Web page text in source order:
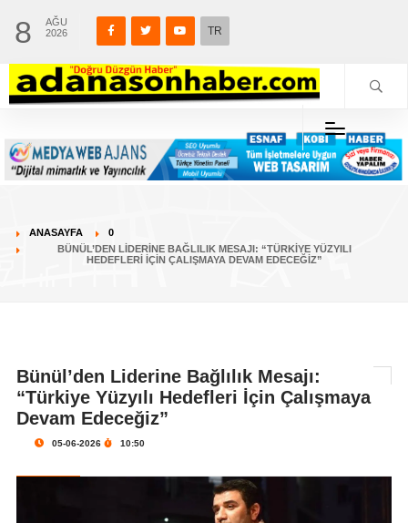
8
AĞU
2026
TR
ANASAYFA
0
BÜNÜL’DEN LIDERINE BAĞLILIK MESAJI: “TÜRKIYE YÜZYILI
HEDEFLERI İÇIN ÇALIŞMAYA DEVAM EDECEĞIZ”
Bünül’den Liderine Bağlılık Mesajı:
“Türkiye Yüzyılı Hedefleri İçin Çalışmaya
Devam Edeceğiz”
05-06-2026 10:50